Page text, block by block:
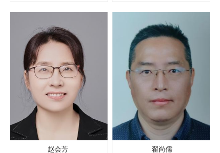
赵会芳 翟尚儒